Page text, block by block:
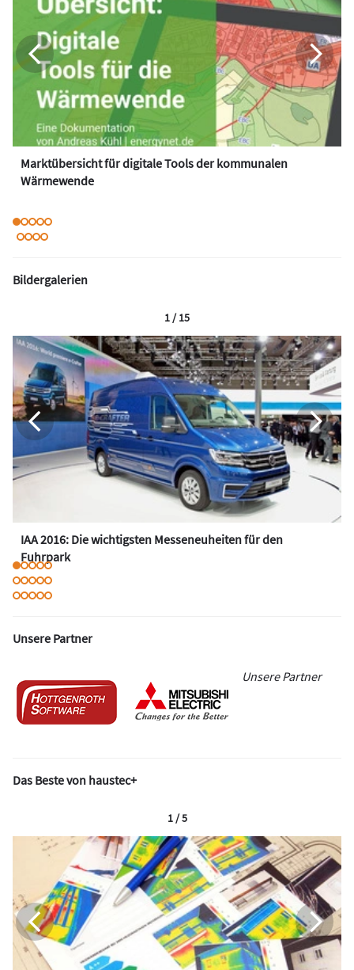
Marktübersicht für digitale Tools der kommunalen
Wärmewende
Bildergalerien
IAA 2016: Die wichtigsten Messeneuheiten für den
Fuhrpark
1 / 15
Unsere Partner
Unsere Partner
Das Beste von haustec+
1 / 5